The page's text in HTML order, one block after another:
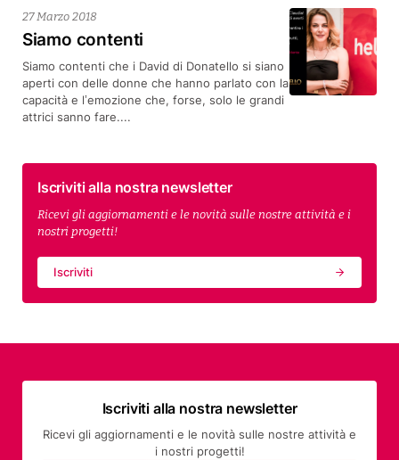
Siamo contenti
27 Marzo 2018
Siamo contenti che i David di Donatello si siano
aperti con delle donne che hanno parlato con la
capacità e l’emozione che, forse, solo le grandi
attrici sanno fare....
Iscriviti alla nostra newsletter
Ricevi gli aggiornamenti e le novità sulle nostre attività e i
nostri progetti!
Iscriviti
Iscriviti alla nostra newsletter
Ricevi gli aggiornamenti e le novità sulle nostre attività e
i nostri progetti!